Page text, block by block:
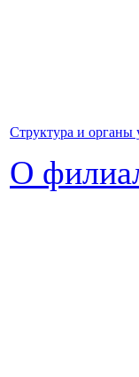
Структура и органы
О